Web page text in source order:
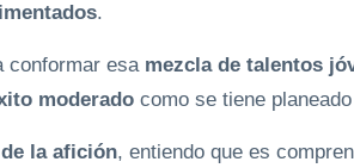
.
conformar esa mezcla de talentos
moderado como se tiene planeado
la afición, entiendo que es